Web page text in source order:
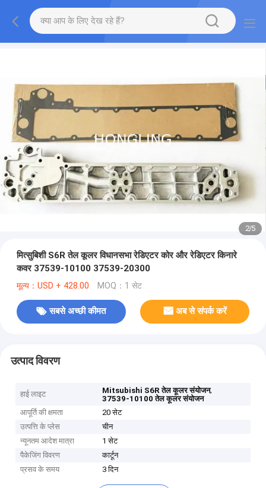
2/5
मित्सुबिशी S6R तेल कूलर विधानसभा रेडिएटर कोर और रेडिएटर किनारे
कवर 37539-10100 37539-20300
मूल्य：USD + 428.00 MOQ：1 सेट
सबसे अच्छी कीमत अब से संपर्क करें
उत्पाद विवरण
हाई लाइट Mitsubishi S6R तेल कूलर संयोजन,
37539-10100 तेल कूलर संयोजन
आपूर्ति की क्षमता
20 सेट
उत्पत्ति के प्लेस
चीन
न्यूनतम आदेश मात्रा
1 सेट
पैकेजिंग विवरण
कार्टून
प्रसव के समय
3 दिन